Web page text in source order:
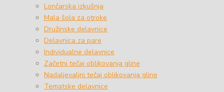
Lončarska izkušnja
Mala šola za otroke
Družinske delavnice
Delavnica za pare
Individualne delavnice
Začetni tečaj oblikovanja gline
Nadaljevaljni tečaj oblikovanja gline
Tematske delavnice